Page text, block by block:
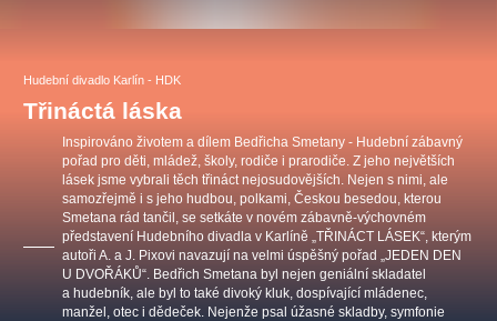
Sport
Ostatní
Hudební divadlo Karlín - HDK
Třináctá láska
Inspirováno životem a dílem Bedřicha Smetany - Hudební zábavný
pořad pro děti, mládež, školy, rodiče i prarodiče. Z jeho největších
lásek jsme vybrali těch třináct nejosudovějších. Nejen s nimi, ale
samozřejmě i s jeho hudbou, polkami, Českou besedou, kterou
Smetana rád tančil, se setkáte v novém zábavně-výchovném
představení Hudebního divadla v Karlíně „TŘINÁCT LÁSEK“, kterým
autoři A. a J. Pixovi navazují na velmi úspěšný pořad „JEDEN DEN
U DVOŘÁKŮ“. Bedřich Smetana byl nejen geniální skladatel
a hudebník, ale byl to také divoký kluk, dospívající mládenec,
manžel, otec i dědeček. Nejenže psal úžasné skladby, symfonie
OBYČEJNÁ HOLKA
Agentura 44, s.r.o.
Pink Panther Agency,
Ostatní hledají
muzikálypraha
Nejnavštěvovanější